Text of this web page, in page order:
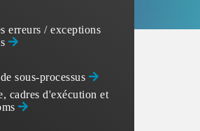
erreurs / exceptions
sous-processus
cadres d'exécution et